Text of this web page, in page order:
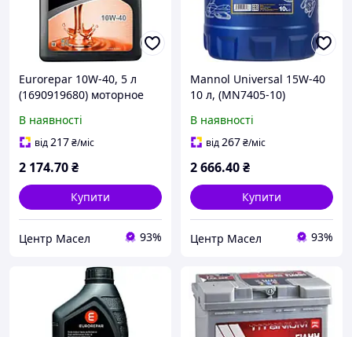
Eurorepar 10W-40, 5 л
(1690919680) моторное
В наявності
від217₴/міс
2 174.70₴
Купити
Центр Масел 93%
Mannol Universal 15W-40
10 л, (MN7405-10)
В наявності
від267₴/міс
2 666.40₴
Купити
Центр Масел 93%